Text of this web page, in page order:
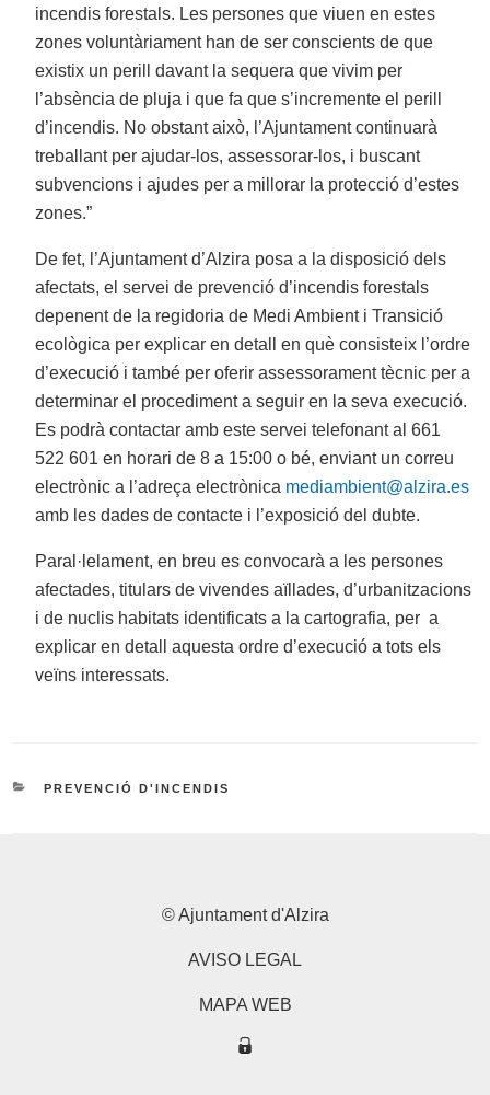
incendis forestals. Les persones que viuen en estes
zones voluntàriament han de ser conscients de que
existix un perill davant la sequera que vivim per
l’absència de pluja i que fa que s’incremente el perill
d’incendis. No obstant això, l’Ajuntament continuarà
treballant per ajudar-los, assessorar-los, i buscant
subvencions i ajudes per a millorar la protecció d’estes
zones.”
De fet, l’Ajuntament d’Alzira posa a la disposició dels
afectats, el servei de prevenció d’incendis forestals
depenent de la regidoria de Medi Ambient i Transició
ecològica per explicar en detall en què consisteix l’ordre
d’execució i també per oferir assessorament tècnic per a
determinar el procediment a seguir en la seva execució.
Es podrà contactar amb este servei telefonant al 661
522 601 en horari de 8 a 15:00 o bé, enviant un correu
electrònic a l’adreça electrònica mediambient@alzira.es
amb les dades de contacte i l’exposició del dubte.
Paral·lelament, en breu es convocarà a les persones
afectades, titulars de vivendes aïllades, d’urbanitzacions
i de nuclis habitats identificats a la cartografia, per a
explicar en detall aquesta ordre d’execució a tots els
veïns interessats.
CATEGORIES
PREVENCIÓ D'INCENDIS
© Ajuntament d'Alzira
AVISO LEGAL
MAPA WEB